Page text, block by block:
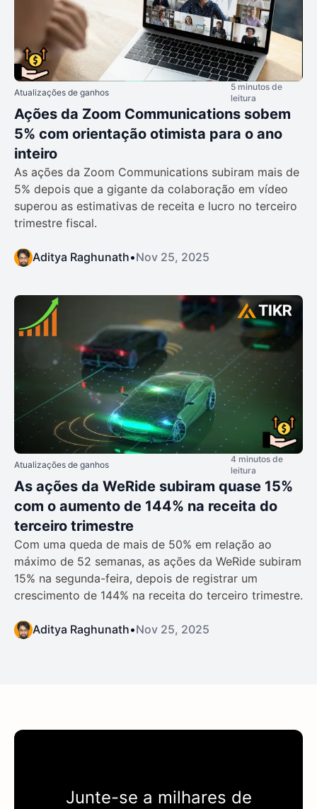
Atualizações de ganhos
5 minutos de
leitura
Ações da Zoom Communications sobem
5% com orientação otimista para o ano
inteiro
As ações da Zoom Communications subiram mais de
5% depois que a gigante da colaboração em vídeo
superou as estimativas de receita e lucro no terceiro
trimestre fiscal.
Aditya Raghunath•Nov 25, 2025
Atualizações de ganhos
4 minutos de
leitura
As ações da WeRide subiram quase 15%
com o aumento de 144% na receita do
terceiro trimestre
Com uma queda de mais de 50% em relação ao
máximo de 52 semanas, as ações da WeRide subiram
15% na segunda-feira, depois de registrar um
crescimento de 144% na receita do terceiro trimestre.
Aditya Raghunath•Nov 25, 2025
Junte-se a milhares de